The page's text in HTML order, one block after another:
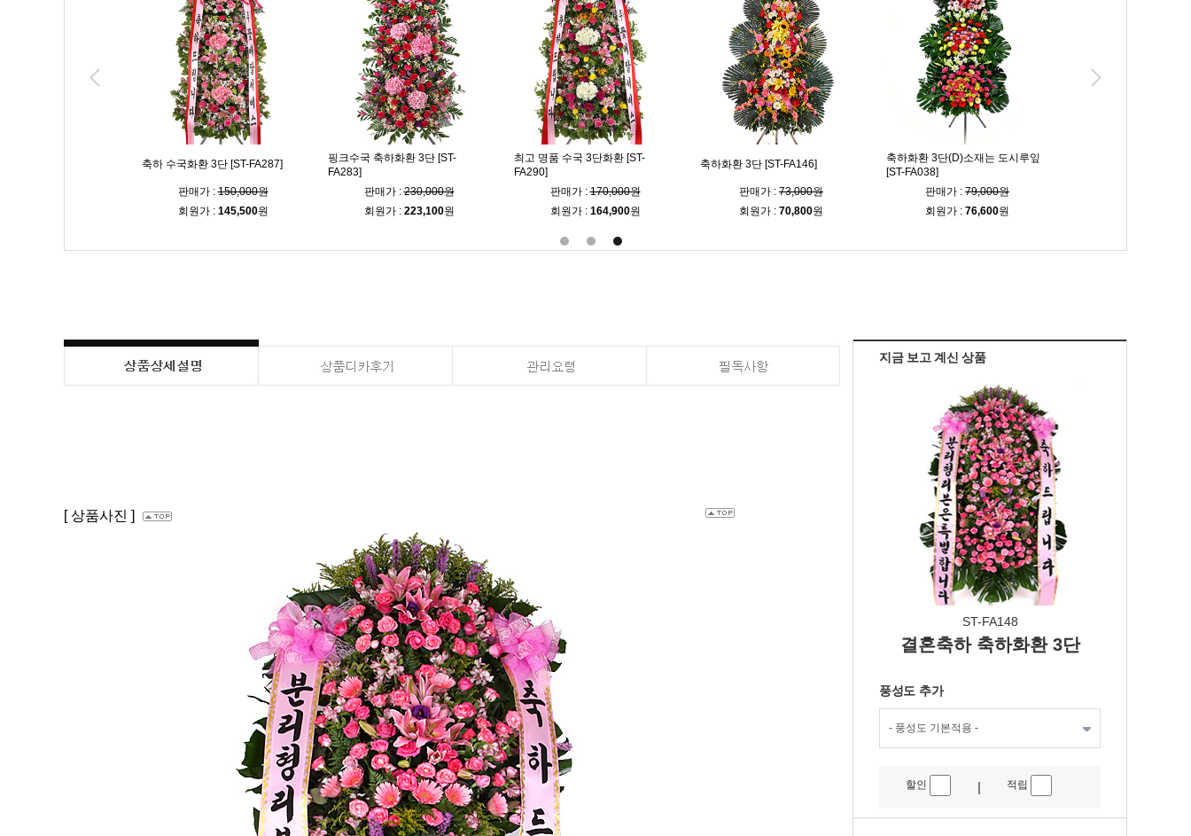
축하 수국화환 3단 [ST-FA287]
판매가 :150,000원
회원가 : 145,500원
핑크수국 축하화환 3단 [ST-
FA283]
판매가 :230,000원
회원가 : 223,100원
최고 명품 수국 3단화환 [ST-
FA290]
판매가 :170,000원
회원가 : 164,900원
축하화환 3단 [ST-FA146]
판매가 : 73,000원
회원가 : 70,800원
축하화환 3단(D)소재는 도시루잎
[ST-FA038]
판매가 : 79,000원
회원가 : 76,600원
지금 보고 계신 상품
ST-FA148
결혼축하 축하화환 3단
풍성도 추가
할인 | 적립
[ 상품사진 ]